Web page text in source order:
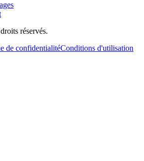
réservés.
de confidentialitéConditions d'utilisation